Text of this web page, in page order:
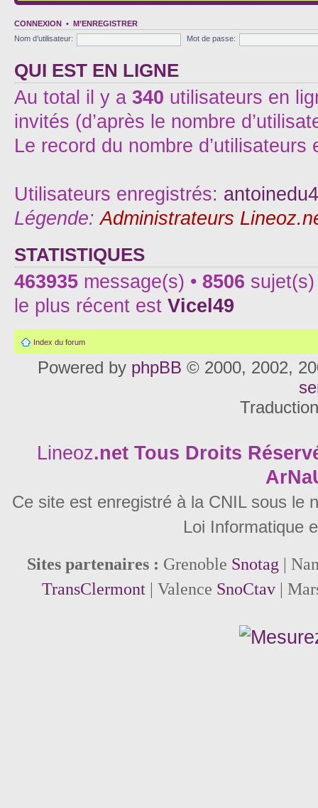
CONNEXION • M’ENREGISTRER
Nom d’utilisateur:
Mot de passe:
QUI EST EN LIGNE
Au total il y a 340 utilisateurs en
invités (d’après le nombre
Le record du nombre
Utilisateurs enregistrés:
Légende:Administrateurs
STATISTIQUES
463935 message(s) • 8506
le plus récent est Vicel49
Index du forum
Powered by phpBB © 2000, 2002,
Lineoz.net Tous Droits
Ce site est enregistré à la CNIL sous le
Loi Informatique
Sites partenaires : Grenoble Snotag |
TransClermont| Valence SnoCtav|